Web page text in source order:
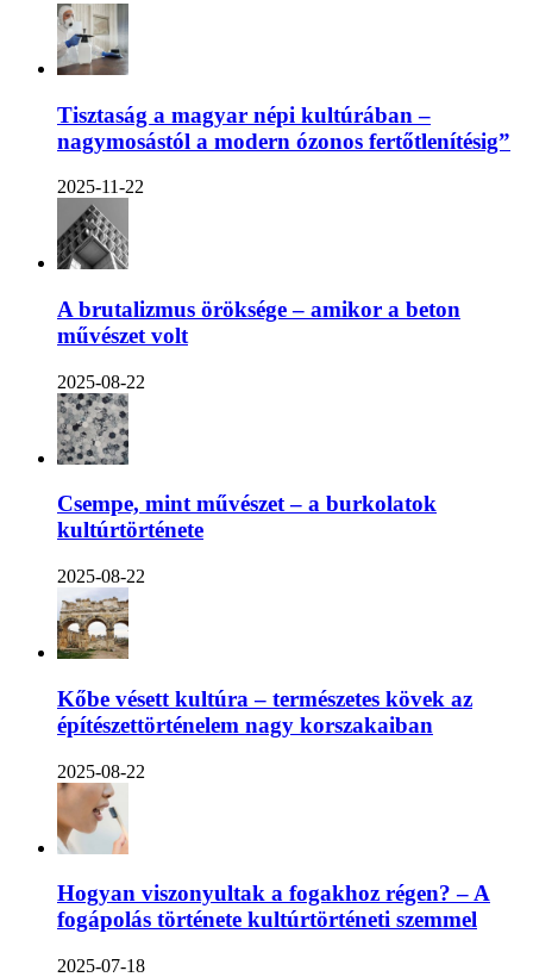
Tisztaság a magyar népi kultúrában –
nagymosástól a modern ózonos fertőtlenítésig”
2025-11-22
A brutalizmus öröksége – amikor a beton
művészet volt
2025-08-22
Csempe, mint művészet – a burkolatok
kultúrtörténete
2025-08-22
Kőbe vésett kultúra – természetes kövek az
építészettörténelem nagy korszakaiban
2025-08-22
Hogyan viszonyultak a fogakhoz régen? – A
fogápolás története kultúrtörténeti szemmel
2025-07-18